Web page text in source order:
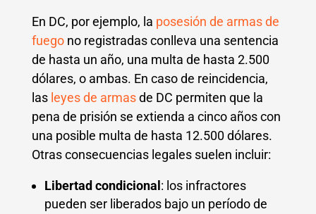
En DC, por ejemplo, la posesión de armas de
fuegono registradas conlleva una sentencia
de hasta un año, una multa de hasta 2.500
dólares, o ambas. En caso de reincidencia,
las leyes de armasde DC permiten que la
pena de prisión se extienda a cinco años con
una posible multa de hasta 12.500 dólares.
Otras consecuencias legales suelen incluir:
Libertad condicional : los infractores
pueden ser liberados bajo un período de